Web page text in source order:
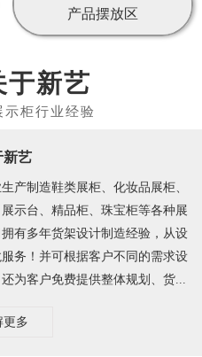
产品摆放区
于新艺
新艺
产制造鞋类展柜、化妆品展柜、
示台、精品柜、珠宝柜等各种展
有多年货架设计制造经验，从设
务！并可根据客户不同的需求设
为客户免费提供整体规划、货...
更多